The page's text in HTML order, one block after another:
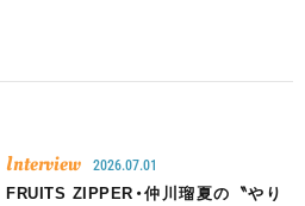
Interview 2026.07.01
FRUITS ZIPPER・仲川瑠夏の〝やり